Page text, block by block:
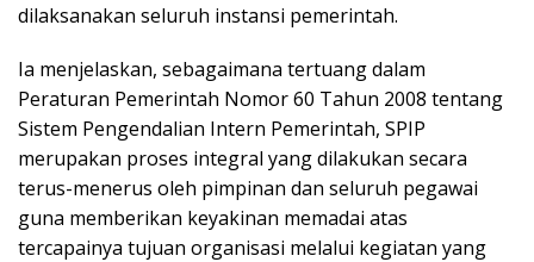
dilaksanakan seluruh instansi pemerintah.
Ia menjelaskan, sebagaimana tertuang dalam
Peraturan Pemerintah Nomor 60 Tahun 2008 tentang
Sistem Pengendalian Intern Pemerintah, SPIP
merupakan proses integral yang dilakukan secara
terus-menerus oleh pimpinan dan seluruh pegawai
guna memberikan keyakinan memadai atas
tercapainya tujuan organisasi melalui kegiatan yang